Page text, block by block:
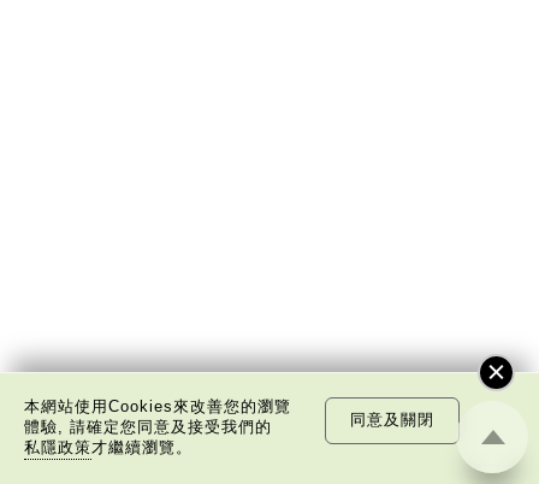
本網站使用Cookies來改善您的瀏覽
體驗, 請確定您同意及接受我們的
私隱政策才繼續瀏覽。
同意及關閉